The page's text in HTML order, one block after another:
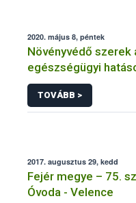
2020. május 8, péntek
Növényvédő szerek
egészségügyi
TOVÁBB >
2017. augusztus 29, kedd
Fejér megye – 75.
Óvoda - Velence